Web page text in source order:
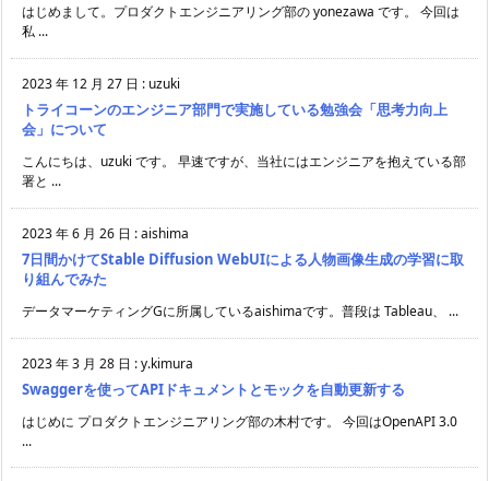
はじめまして。プロダクトエンジニアリング部の yonezawa です。 今回は
私 ...
2023 年 12 月 27 日 : uzuki
トライコーンのエンジニア部門で実施している勉強会「思考力向上
会」について
こんにちは、uzuki です。 早速ですが、当社にはエンジニアを抱えている部
署と ...
2023 年 6 月 26 日 :aishima
7日間かけてStable Diffusion WebUIによる人物画像生成の学習に取
り組んでみた
データマーケティングGに所属しているaishimaです。普段は Tableau、 ...
2023 年 3 月 28 日 :y.kimura
Swaggerを使ってAPIドキュメントとモックを自動更新する
はじめに プロダクトエンジニアリング部の木村です。 今回はOpenAPI 3.0
...